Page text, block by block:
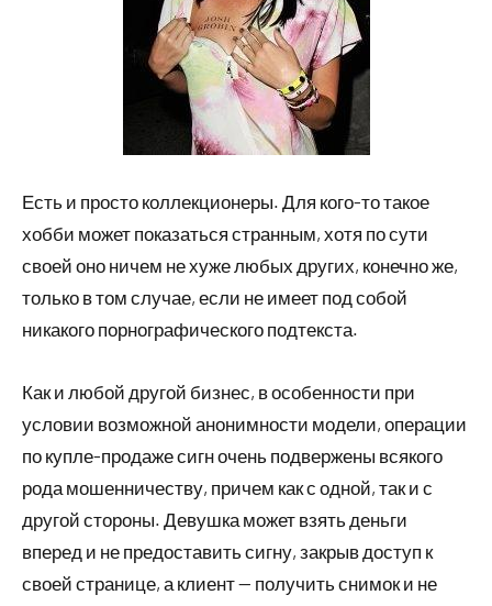
Есть и просто коллекционеры. Для кого-то такое
хобби может показаться странным, хотя по сути
своей оно ничем не хуже любых других, конечно же,
только в том случае, если не имеет под собой
никакого порнографического подтекста.
Как и любой другой бизнес, в особенности при
условии возможной анонимности модели, операции
по купле-продаже сигн очень подвержены всякого
рода мошенничеству, причем как с одной, так и с
другой стороны. Девушка может взять деньги
вперед и не предоставить сигну, закрыв доступ к
своей странице, а клиент — получить снимок и не